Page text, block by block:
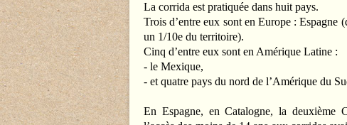
La corrida est pratiquée dans huit pays.
Trois d’entre eux sont en Europe : Espagne
un 1/10e du territoire).
Cinq d’entre eux sont en Amérique Latine :
- le Mexique,
- et quatre pays du nord de l’Amérique du
En Espagne, en Catalogne, la deuxième